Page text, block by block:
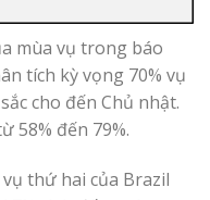
mùa vụ trong báo
tích kỳ vọng 70% vụ
cho đến Chủ nhật.
58% đến 79%.
thứ hai của Brazil